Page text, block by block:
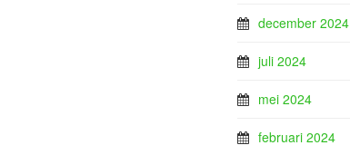
december 2024
juli 2024
mei 2024
februari 2024